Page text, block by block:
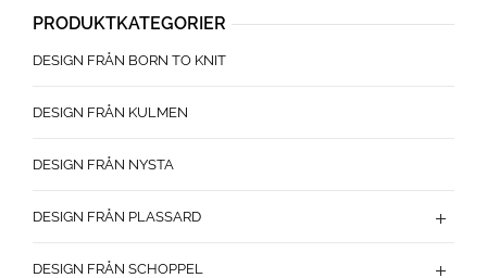
PRODUKTKATEGORIER
DESIGN FRÅN BORN TO KNIT
DESIGN FRÅN KULMEN
DESIGN FRÅN NYSTA
DESIGN FRÅN PLASSARD
DESIGN FRÅN SCHOPPEL